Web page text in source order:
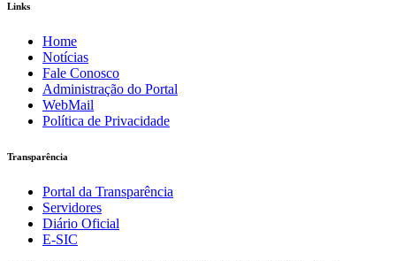
Links
Home
Notícias
Fale Conosco
Administração do Portal
WebMail
Política de Privacidade
Transparência
Portal da Transparência
Servidores
Diário Oficial
E-SIC